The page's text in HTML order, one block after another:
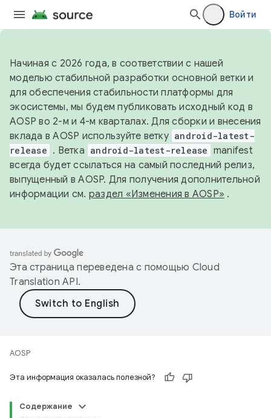
Войти
Начиная с 2026 года, в соответствии с нашей
моделью стабильной разработки основной ветки и
для обеспечения стабильности платформы для
экосистемы, мы будем публиковать исходный код в
AOSP во 2-м и 4-м кварталах. Для сборки и внесения
вклада в AOSP используйте ветку android-latest-
release . Ветка android-latest-release manifest
всегда будет ссылаться на самый последний релиз,
выпущенный в AOSP. Для получения дополнительной
информации см. раздел «Изменения в AOSP» .
Эта страница переведена с помощью Cloud
Translation API.
AOSP
Эта информация оказалась полезной?
Содержание